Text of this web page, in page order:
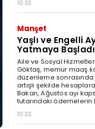
10:33
Manşet
Yaşlı ve Engelli
Yatmaya Başladı
Aile ve Sosyal
Göktaş, memur maaş
düzenleme sonrasında
artışlı şekilde hesaplara
Bakan, Ağustos ayı
tutarındaki ödemelerin
10:32